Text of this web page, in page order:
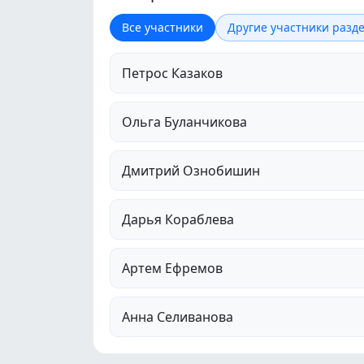
Все участники Другие участники
Петрос Казаков
Ольга Буланчикова
Дмитрий Ознобишин
Дарья Кораблева
Артем Ефремов
Анна Селиванова